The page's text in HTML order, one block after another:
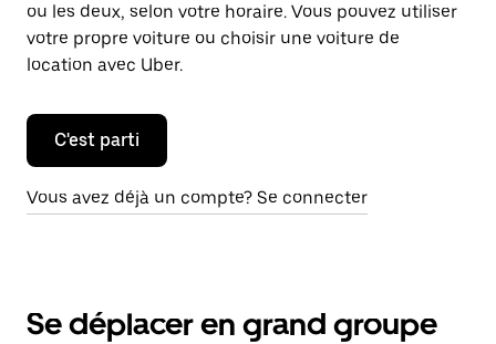
ou les deux, selon votre horaire. Vous pouvez utiliser
votre propre voiture ou choisir une voiture de
location avec Uber.
C'est parti
Vous avez déjà un compte? Se connecter
Se déplacer en grand groupe